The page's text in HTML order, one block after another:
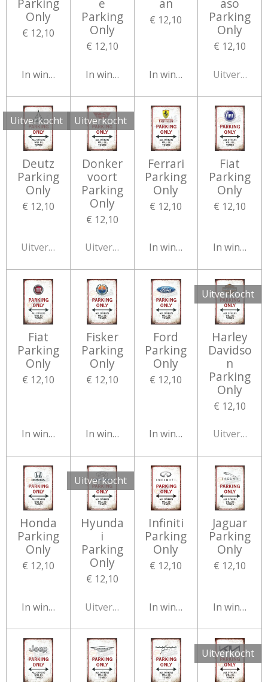
Parking
Only
€ 12,10
In winkelwagen
e
Parking
Only
€ 12,10
In winkelwagen
an
€ 12,10
In winkelwagen
aso
Parking
Only
€ 12,10
Uitverkocht
Uitverkocht
Deutz
Parking
Only
€ 12,10
Uitverkocht
Uitverkocht
Donker
voort
Parking
Only
€ 12,10
Uitverkocht
Ferrari
Parking
Only
€ 12,10
In winkelwagen
Fiat
Parking
Only
€ 12,10
In
Fiat
Parking
Only
€ 12,10
In winkelwagen
Fisker
Parking
Only
€ 12,10
In winkelwagen
Ford
Parking
Only
€ 12,10
In winkelwagen
Uitverkocht
Harley
Davidso
n
Parking
Only
€ 12,10
Uitverkocht
Honda
Parking
Only
€ 12,10
In winkelwagen
Uitverkocht
Hyunda
i
Parking
Only
€ 12,10
Uitverkocht
Infiniti
Parking
Only
€ 12,10
In winkelwagen
Jaguar
Parking
Only
€ 12,10
In
Uitverkocht